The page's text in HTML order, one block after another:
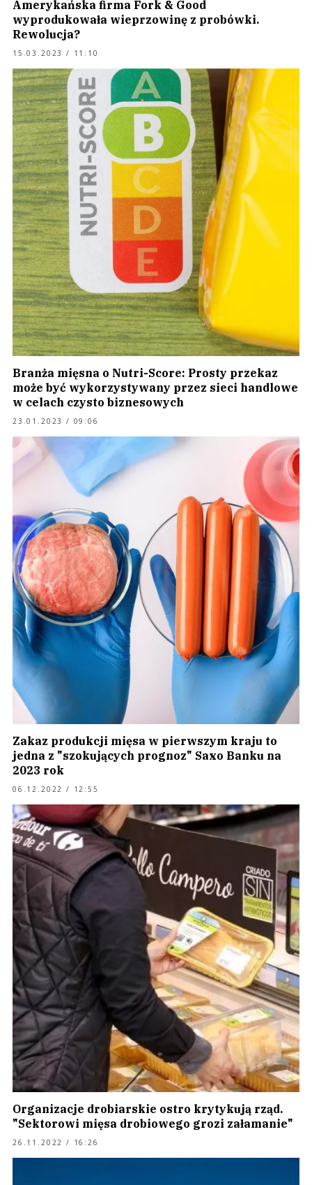
Amerykańska firma Fork & Good
wyprodukowała wieprzowinę z probówki.
Rewolucja?
15.03.2023 / 11:10
Branża mięsna o Nutri-Score: Prosty przekaz
może być wykorzystywany przez sieci handlowe
w celach czysto biznesowych
23.01.2023 / 09:06
Zakaz produkcji mięsa w pierwszym kraju to
jedna z "szokujących prognoz" Saxo Banku na
2023 rok
06.12.2022 / 12:55
Organizacje drobiarskie ostro krytykują rząd.
"Sektorowi mięsa drobiowego grozi załamanie"
26.11.2022 / 16:26